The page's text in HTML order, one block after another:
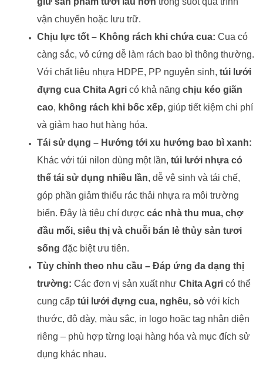
vận chuyển hoặc lưu trữ.
Chịu lực tốt – Không rách khi chứa cua: Cua có
càng sắc, vỏ cứng dễ làm rách bao bì thông thường.
Với chất liệu nhựa HDPE, PP nguyên sinh, túi lưới
đựng cua Chita Agri có khả năng chịu kéo giãn
cao, không rách khi bốc xếp, giúp tiết kiệm chi phí
và giảm hao hụt hàng hóa.
Tái sử dụng – Hướng tới xu hướng bao bì xanh:
Khác với túi nilon dùng một lần, túi lưới nhựa có
thể tái sử dụng nhiều lần, dễ vệ sinh và tái chế,
góp phần giảm thiểu rác thải nhựa ra môi trường
biển. Đây là tiêu chí được các nhà thu mua, chợ
đầu mối, siêu thị và chuỗi bán lẻ thủy sản tươi
sống đặc biệt ưu tiên.
Tùy chỉnh theo nhu cầu – Đáp ứng đa dạng thị
trường: Các đơn vị sản xuất như Chita Agri có thể
cung cấp túi lưới đựng cua, nghêu, sò với kích
thước, độ dày, màu sắc, in logo hoặc tag nhận diện
riêng – phù hợp từng loại hàng hóa và mục đích sử
dụng khác nhau.